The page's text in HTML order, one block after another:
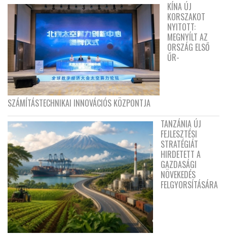
KÍNA ÚJ
KORSZAKOT
NYITOTT:
MEGNYÍLT AZ
ORSZÁG ELSŐ
ŰR-
SZÁMÍTÁSTECHNIKAI INNOVÁCIÓS KÖZPONTJA
TANZÁNIA ÚJ
FEJLESZTÉSI
STRATÉGIÁT
HIRDETETT A
GAZDASÁGI
NÖVEKEDÉS
FELGYORSÍTÁSÁRA